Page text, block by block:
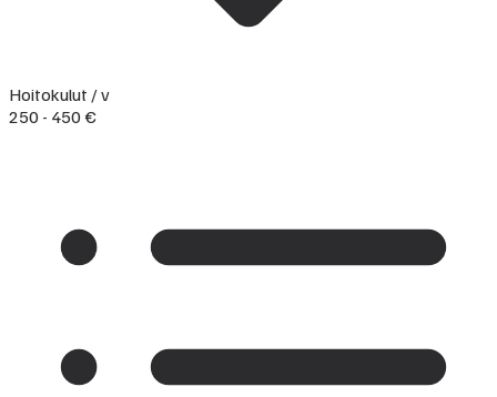
Hoitokulut / v
250 - 450 €